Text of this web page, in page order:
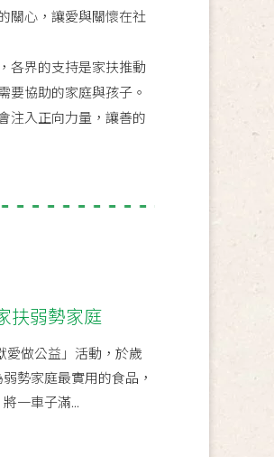
關心，讓愛與關懷在社
各界的支持是家扶推動
要協助的家庭與孩子。
注入正向力量，讓善的
扶弱勢家庭
愛做公益」活動，於歲
勢家庭最實用的食品，
一車子滿...